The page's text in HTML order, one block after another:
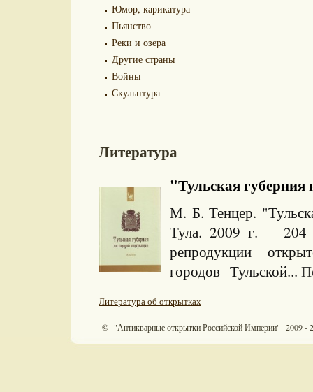
Юмор, карикатура
Пьянство
Реки и озера
Другие страны
Войны
Скульптура
Литература
"Тульская губерния
М. Б. Тенцер.
Тула. 2009 г. 204
репродукции
городов Тульской...
Литература об открытках
© "Антикварные открытки Российской Империи" 2009 -